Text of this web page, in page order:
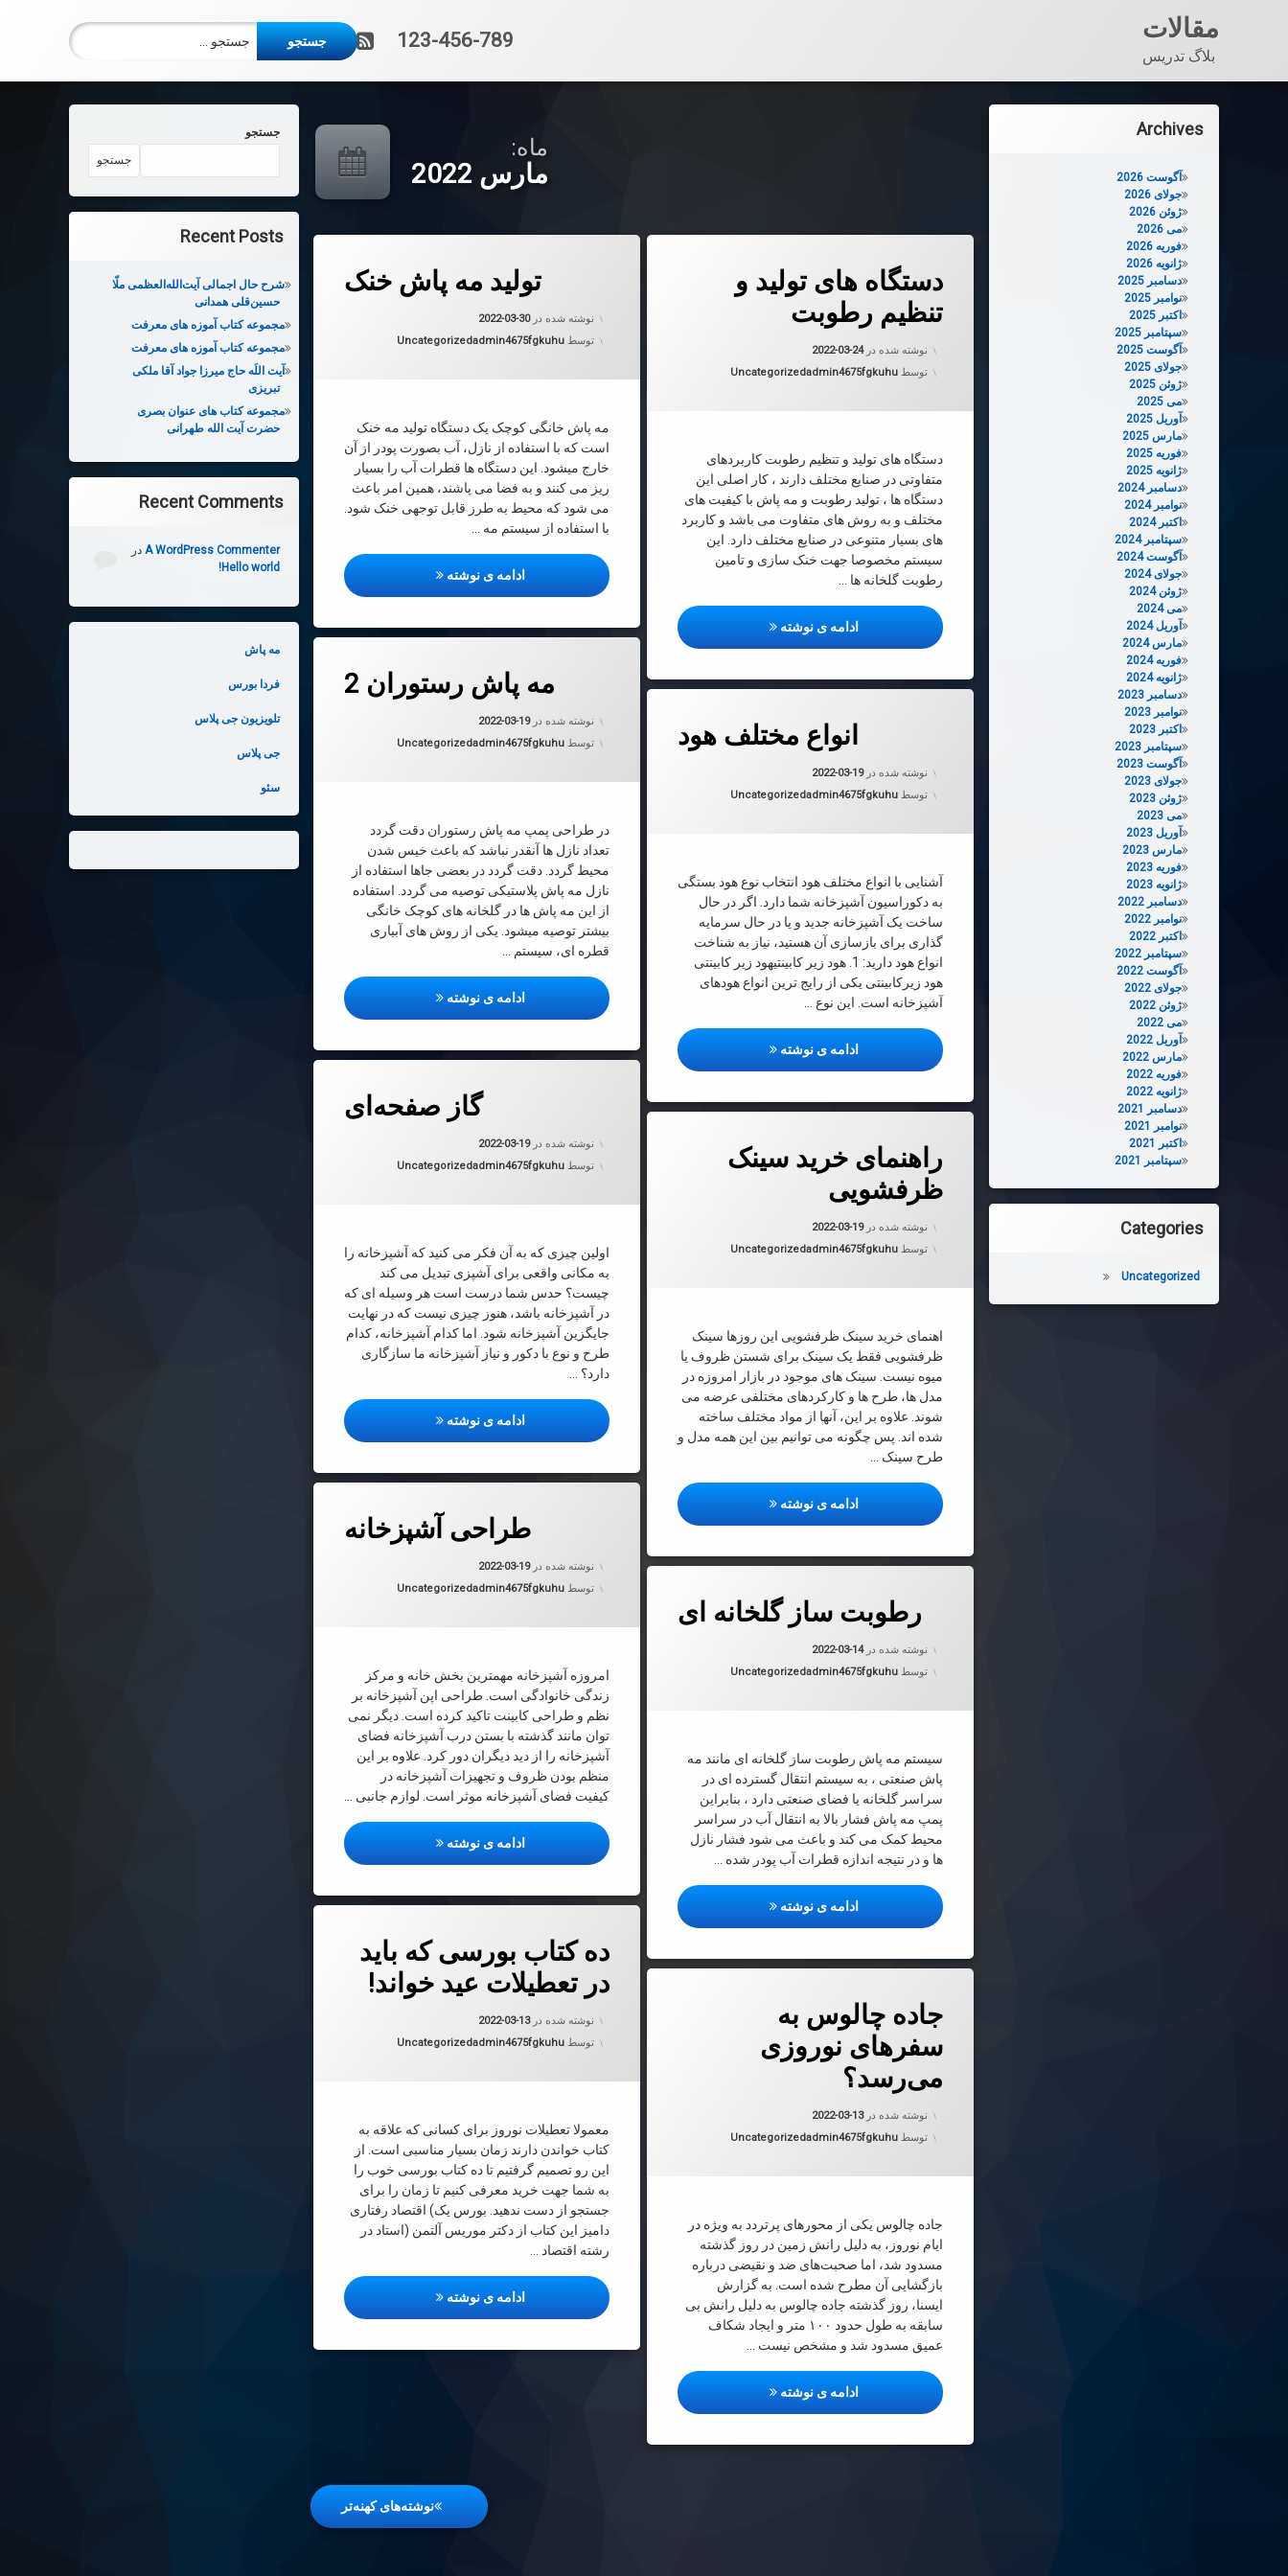
مقالات
بلاگ تدریس
تلفن:
123-456-789 آر اس اس
جستجو برای:
ماه:
مارس 2022
تولید مه پاش خنک
نوشته شده در2022-03-30
توسط admin4675fgkuhuدسته بندی ها:
Uncategorized
مه پاش خانگی کوچک یک دستگاه تولید مه خنک
است که با استفاده از نازل، آب بصورت پودر از آن
خارج میشود. این دستگاه ها قطرات آب را بسیار
ریز می کنند و به فضا می پاشند، همین امر باعث
می شود که محیط به طرز قابل توجهی خنک شود.
با استفاده از سیستم مه …
ادامه ی نوشته تولید مه پاش خنک
دستگاه های تولید و
تنظیم رطوبت
نوشته شده در2022-03-24
توسط admin4675fgkuhuدسته بندی ها:
Uncategorized
دستگاه های تولید و تنظیم رطوبت کاربردهای
متفاوتی در صنایع مختلف دارند ، کار اصلی این
دستگاه ها ، تولید رطوبت و مه پاش با کیفیت های
مختلف و به روش های متفاوت می باشد و کاربرد
های بسیار متنوعی در صنایع مختلف دارد. این
سیستم مخصوصا جهت خنک سازی و تامین
رطوبت گلخانه ها …
ادامه ی نوشته دستگاه های تولید و تنظیم رطوبت
مه پاش رستوران 2
نوشته شده در2022-03-19
توسط admin4675fgkuhuدسته بندی ها:
Uncategorized
در طراحی پمپ مه پاش رستوران دقت گردد
تعداد نازل ها آنقدر نباشد که باعث خیس شدن
محیط گردد. دقت گردد در بعضی جاها استفاده از
نازل مه پاش پلاستیکی توصیه می گردد. استفاده
از این مه پاش ها در گلخانه های کوچک خانگی
بیشتر توصیه میشود. یکی از روش های آبیاری
قطره ای، سیستم …
ادامه ی نوشته مه پاش رستوران 2
انواع مختلف هود
نوشته شده در2022-03-19
توسط admin4675fgkuhuدسته بندی ها:
Uncategorized
آشنایی با انواع مختلف هود انتخاب نوع هود بستگی
به دکوراسیون آشپزخانه شما دارد. اگر در حال
ساخت یک آشپزخانه جدید و یا در حال سرمایه
گذاری برای بازسازی آن هستید، نیاز به شناخت
انواع هود دارید: 1. هود زیر کابینتیهود زیر کابینتی
هود زیرکابینتی یکی از رایج ترین انواع هودهای
آشپزخانه است. این نوع …
ادامه ی نوشته انواع مختلف هود
گاز صفحه‌ای
نوشته شده در2022-03-19
توسط admin4675fgkuhuدسته بندی ها:
Uncategorized
اولین چیزی که به آن فکر می کنید که آشپزخانه را
به مکانی واقعی برای آشپزی تبدیل می کند
چیست؟ حدس شما درست است هر وسیله ای که
در آشپزخانه باشد، هنوز چیزی نیست که در نهایت
جایگزین آشپزخانه شود. اما کدام آشپزخانه، کدام
طرح و نوع با دکور و نیاز آشپزخانه ما سازگاری
دارد؟ …
ادامه ی نوشته گاز صفحه‌ای
راهنمای خرید سینک
ظرفشویی
نوشته شده در2022-03-19
توسط admin4675fgkuhuدسته بندی ها:
Uncategorized
اهنمای خرید سینک ظرفشویی این روزها سینک
ظرفشویی فقط یک سینک برای شستن ظروف یا
میوه نیست. سینک های موجود در بازار امروزه در
مدل ها، طرح ها و کارکردهای مختلفی عرضه می
شوند. علاوه بر این، آنها از مواد مختلف ساخته
شده اند. پس چگونه می توانیم بین این همه مدل و
طرح سینک …
ادامه ی نوشته راهنمای خرید سینک ظرفشویی
طراحی آشپزخانه
نوشته شده در2022-03-19
توسط admin4675fgkuhuدسته بندی ها:
Uncategorized
امروزه آشپزخانه مهمترین بخش خانه و مرکز
زندگی خانوادگی است. طراحی اپن آشپزخانه بر
نظم و طراحی کابینت تاکید کرده است. دیگر نمی
توان مانند گذشته با بستن درب آشپزخانه فضای
آشپزخانه را از دید دیگران دور کرد. علاوه بر این
منظم بودن ظروف و تجهیزات آشپزخانه در
کیفیت فضای آشپزخانه موثر است. لوازم جانبی …
ادامه ی نوشته طراحی آشپزخانه
رطوبت ساز گلخانه ای
نوشته شده در2022-03-14
توسط admin4675fgkuhuدسته بندی ها:
Uncategorized
سیستم مه پاش رطوبت ساز گلخانه ای مانند مه
پاش صنعتی ، به سیستم انتقال گسترده ای در
سراسر گلخانه یا فضای صنعتی دارد ، بنابراین
پمپ مه پاش فشار بالا به انتقال آب در سراسر
محیط کمک می کند و باعث می شود فشار نازل
ها و در نتیجه اندازه قطرات آب پودر شده …
ادامه ی نوشته رطوبت ساز گلخانه ای
ده کتاب بورسی که باید
در تعطیلات عید خواند!
نوشته شده در2022-03-13
توسط admin4675fgkuhuدسته بندی ها:
Uncategorized
معمولا تعطیلات نوروز برای کسانی که علاقه به
کتاب خواندن دارند زمان بسیار مناسبی است. از
این رو تصمیم گرفتیم تا ده کتاب بورسی خوب را
به شما جهت خرید معرفی کنیم تا زمان را برای
جستجو از دست ندهید. بورس یک) اقتصاد رفتاری
دامیز این کتاب از دکتر موریس آلتمن (استاد در
رشته اقتصاد …
ادامه ی نوشته ده کتاب بورسی که باید در تعطیلات عید خواند!
جاده چالوس به
سفرهای نوروزی
می‌رسد؟
نوشته شده در2022-03-13
توسط admin4675fgkuhuدسته بندی ها:
Uncategorized
جاده چالوس یکی از محورهای پرتردد به ویژه در
ایام نوروز، به دلیل رانش زمین در روز گذشته
مسدود شد، اما صحبت‌های ضد و نقیضی درباره
بازگشایی آن مطرح شده است. به گزارش
ایسنا، روز گذشته جاده چالوس به دلیل رانش بی
سابقه به طول حدود ۱۰۰ متر و ایجاد شکاف
عمیق مسدود شد و مشخص نیست …
ادامه ی نوشته جاده چالوس به سفرهای نوروزی می‌رسد؟
نوشته‌های کهنه‌تر
جستجو
جستجو
Recent Posts
شرح حال اجمالی آیت‌الله‌العظمی ملّا
حسین‌قلی همدانی
مجموعه کتاب آموزه های معرفت
مجموعه کتاب آموزه های معرفت
آیت اللَه حاج میرزا جواد آقا ملکی
تبریزی
مجموعه کتاب های عنوان بصری
حضرت آیت الله طهرانی
Recent Comments
A WordPress Commenter در
Hello world!
مه پاش
فردا بورس
تلویزیون جی پلاس
جی پلاس
سئو
Archives
آگوست 2026
جولای 2026
ژوئن 2026
می 2026
فوریه 2026
ژانویه 2026
دسامبر 2025
نوامبر 2025
اکتبر 2025
سپتامبر 2025
آگوست 2025
جولای 2025
ژوئن 2025
می 2025
آوریل 2025
مارس 2025
فوریه 2025
ژانویه 2025
دسامبر 2024
نوامبر 2024
اکتبر 2024
سپتامبر 2024
آگوست 2024
جولای 2024
ژوئن 2024
می 2024
آوریل 2024
مارس 2024
فوریه 2024
ژانویه 2024
دسامبر 2023
نوامبر 2023
اکتبر 2023
سپتامبر 2023
آگوست 2023
جولای 2023
ژوئن 2023
می 2023
آوریل 2023
مارس 2023
فوریه 2023
ژانویه 2023
دسامبر 2022
نوامبر 2022
اکتبر 2022
سپتامبر 2022
آگوست 2022
جولای 2022
ژوئن 2022
می 2022
آوریل 2022
مارس 2022
فوریه 2022
ژانویه 2022
دسامبر 2021
نوامبر 2021
اکتبر 2021
سپتامبر 2021
Categories
Uncategorized